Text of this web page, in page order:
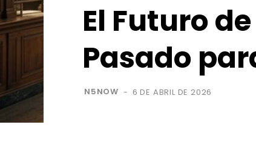
El Futuro
Pasado
N5NOW - 6 DE ABRIL DE 2026